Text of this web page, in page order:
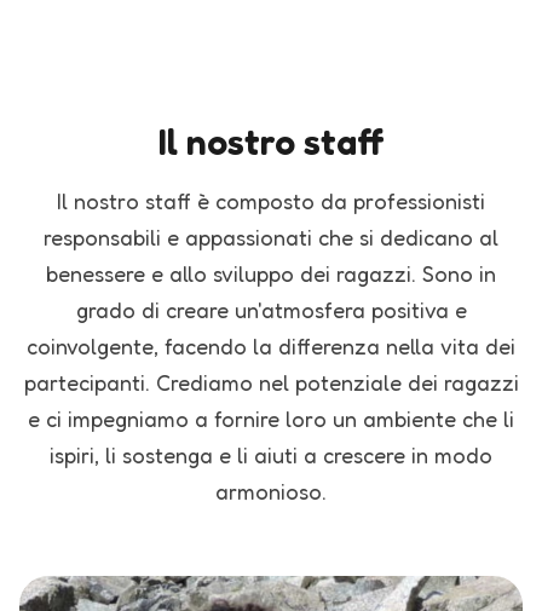
Il nostro staff
Il nostro staff è composto da professionisti
responsabili e appassionati che si dedicano al
benessere e allo sviluppo dei ragazzi. Sono in
grado di creare un'atmosfera positiva e
coinvolgente, facendo la differenza nella vita dei
partecipanti. Crediamo nel potenziale dei ragazzi
e ci impegniamo a fornire loro un ambiente che li
ispiri, li sostenga e li aiuti a crescere in modo
armonioso.